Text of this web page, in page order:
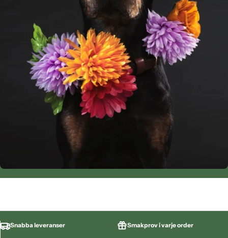
Snabba leveranser Smakprov i varje order